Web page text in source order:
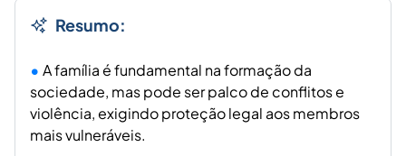
Resumo:
A família é fundamental na formação da
sociedade, mas pode ser palco de conflitos e
violência, exigindo proteção legal aos membros
mais vulneráveis.